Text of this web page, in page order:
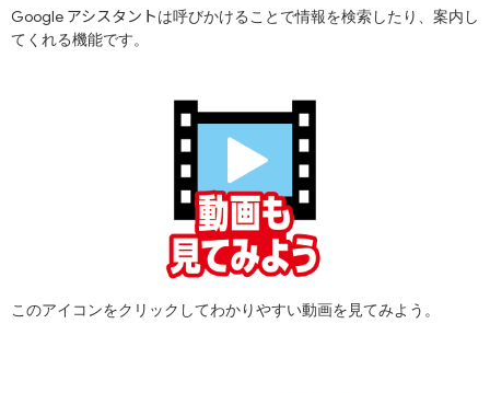
Google アシスタントは呼びかけることで情報を検索したり、案内し
てくれる機能です。
このアイコンをクリックしてわかりやすい動画を見てみよう。